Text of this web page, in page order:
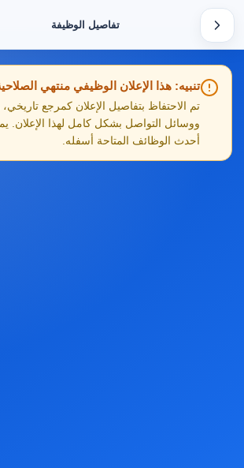
تفاصيل الوظيفة
تنبيه: هذا الإعلان الوظيفي منتهي
تم الاحتفاظ بتفاصيل الإعلان كمرجع تاريخي،
ووسائل التواصل بشكل كامل لهذا الإعلان.
أحدث الوظائف المتاحة أسفله.